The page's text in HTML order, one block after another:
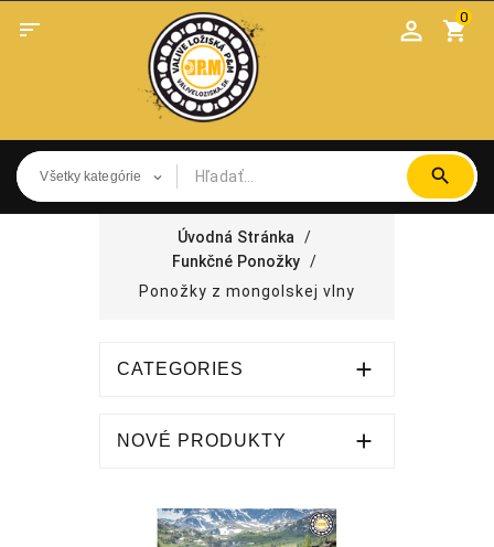
 shopping_cart
0
Úvodná Stránka
Funkčné Ponožky
Ponožky z mongolskej vlny
CATEGORIES 
NOVÉ PRODUKTY 